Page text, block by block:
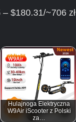
$180.31/~706 zł
Hulajnoga Elektryczna
W9Air iScooter z Polski
za…